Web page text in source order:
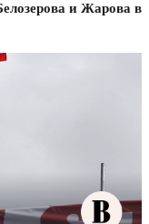
и Жарова в